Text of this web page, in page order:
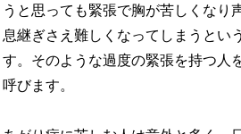
うと思っても緊張で胸が苦しくなり
息継ぎさえ難しくなってしまうとい
す。そのような過度の緊張を持つ人
呼びます。